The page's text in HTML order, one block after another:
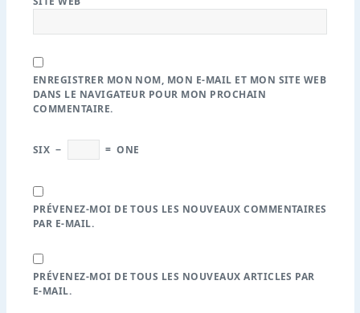
ENREGISTRER MON NOM, MON E-MAIL ET MON SITE WEB
DANS LE NAVIGATEUR POUR MON PROCHAIN
COMMENTAIRE.
SIX − = ONE
PRÉVENEZ-MOI DE TOUS LES NOUVEAUX COMMENTAIRES
PAR E-MAIL.
PRÉVENEZ-MOI DE TOUS LES NOUVEAUX ARTICLES PAR
E-MAIL.